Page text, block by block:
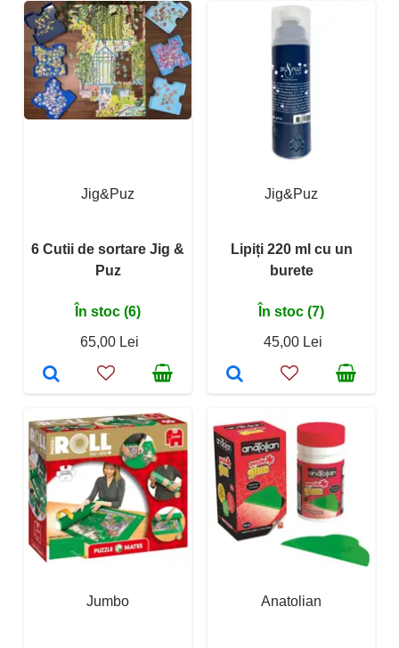
Jig&Puz
6 Cutii de sortare Jig &
Puz
În stoc (6)
65,00 Lei
Jig&Puz
Lipiți 220 ml cu un
burete
În stoc (7)
45,00 Lei
Jumbo Anatolian